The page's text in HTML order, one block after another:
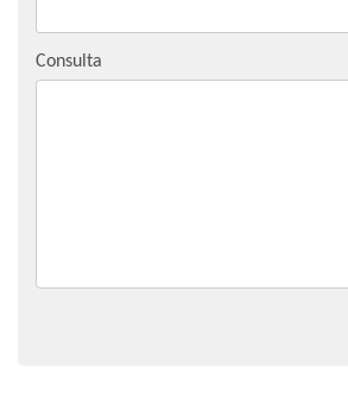
Consulta